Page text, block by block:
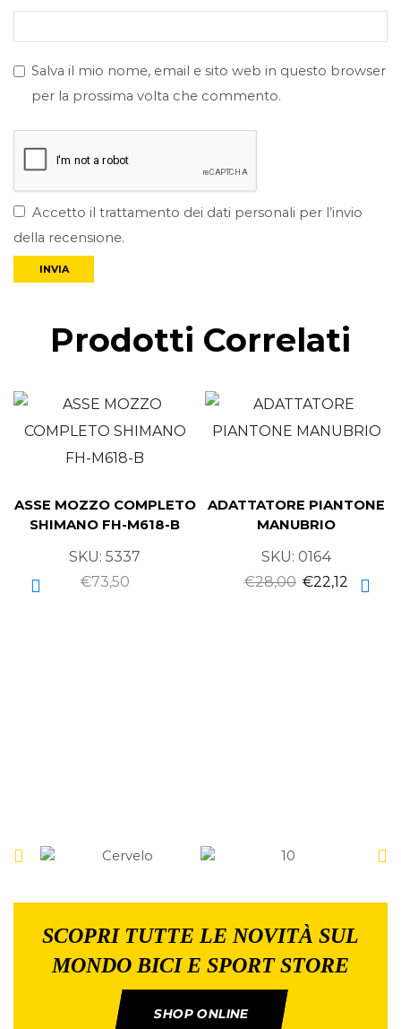
Salva il mio nome, email e sito web in questo browser
per la prossima volta che commento.
Accetto il trattamento dei dati personali per l’invio
della recensione.
Prodotti Correlati
ASSE MOZZO COMPLETO
SHIMANO FH-M618-B
SKU: 5337
€73,50
ADATTATORE PIANTONE
MANUBRIO
SKU: 0164
€28,00 €22,12
SCOPRI TUTTE LE NOVITÀ SUL
MONDO BICI E SPORT STORE
SHOP ONLINE